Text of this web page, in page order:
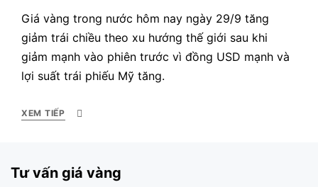
Giá vàng trong nước hôm nay ngày 29/9 tăng
giảm trái chiều theo xu hướng thế giới sau khi
giảm mạnh vào phiên trước vì đồng USD mạnh và
lợi suất trái phiếu Mỹ tăng.
XEM TIẾP
Tư vấn giá vàng